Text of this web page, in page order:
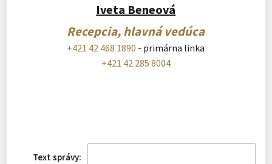
Text správy:
Iveta Beneová
Recepcia, hlavná vedúca
+421 42 468 1890 - primárna linka
+421 42 285 8004